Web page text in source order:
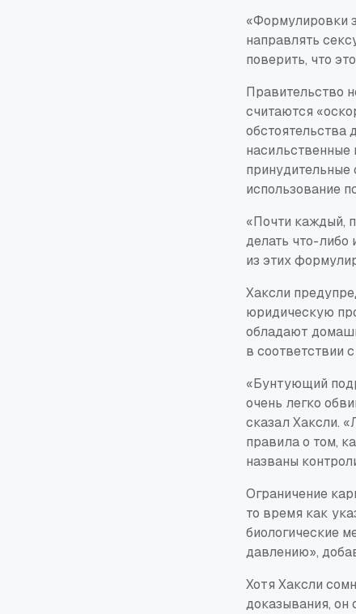
«Формулировки
направлять
поверить, что
Правительство
считаются
обстоятельства
принудительные
использование
«Почти каждый,
делать что-либо
из этих
Хаксли
юридическую
обладают
в соответствии
«Бунтующий
очень легко
сказал Хаксли.
правила о том,
названы
Ограничение
то время как
биологические
давлению»,
Хотя Хаксли
доказывания, он